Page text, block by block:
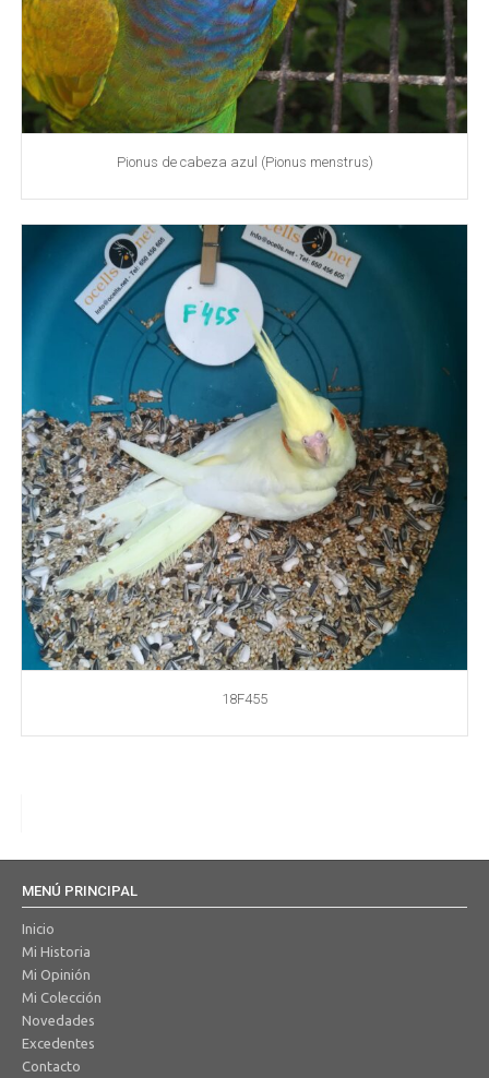
Pionus de cabeza azul (Pionus menstrus)
18F455
MENÚ PRINCIPAL
Inicio
Mi Historia
Mi Opinión
Mi Colección
Novedades
Excedentes
Contacto